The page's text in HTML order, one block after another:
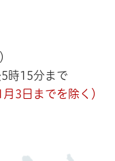
時15分まで
3日までを除く）
公式チャンネル